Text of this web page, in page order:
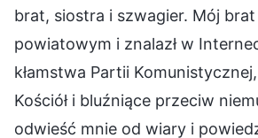
brat, siostra i szwagier. Mój brat
powiatowym i znalazł w
kłamstwa Partii
Kościół i bluźniące przeciw
odwieść mnie od wiary i